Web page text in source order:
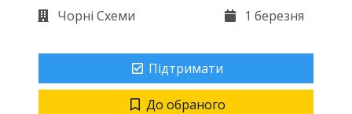
Чорні Схеми 1 березня
Підтримати
До обраного